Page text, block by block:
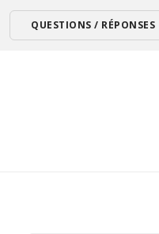
QUESTIONS / RÉPONSES